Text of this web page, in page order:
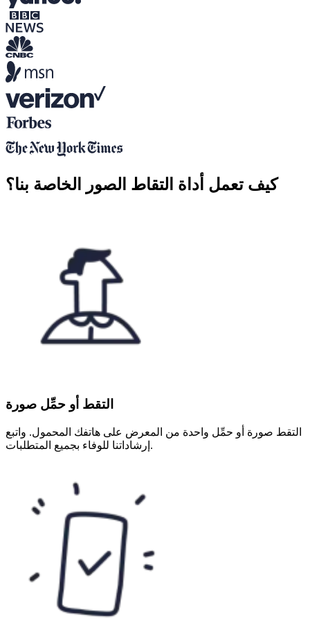
كيف تعمل أداة التقاط الصور الخاصة بنا؟
التقط أو حمِّل صورة
التقط صورة أو حمِّل واحدة من المعرض على هاتفك المحمول. واتبع
إرشاداتنا للوفاء بجميع المتطلبات.